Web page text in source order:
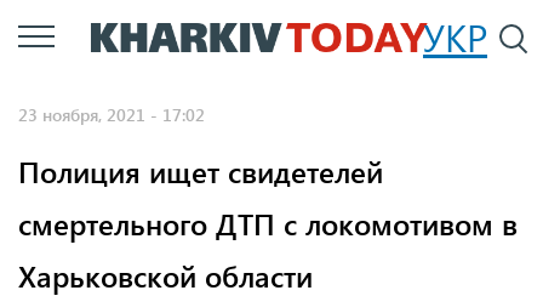
Перейти
к
УКР
23 ноября, 2021 - 17:02
Полиция ищет свидетелей
смертельного ДТП с локомотивом в
Харьковской области